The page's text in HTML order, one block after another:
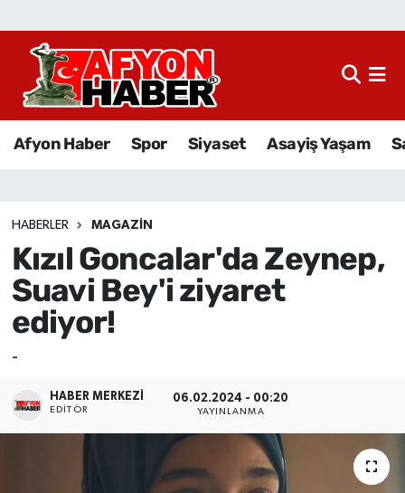
Afyon Haber Spor Siyaset Asayiş Yaşam
HABERLER MAGAZIN
Kızıl Goncalar'da Zeynep,
Suavi Bey'i ziyaret
ediyor!
-
HABER MERKEZI
EDITÖR
06.02.2024 - 00:20
YAYINLANMA
Afyon Haber
Sağlık
Eğitim
Ekonomi
Magazin
Etkinlikler